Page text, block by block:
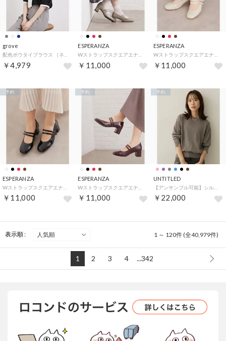
grove
￥4,979
ESPERANZA
￥11,000
ESPERANZA
￥11,000
ESPERANZA
￥11,000
予約
ESPERANZA
￥11,000
予約
UNTITLED
【アンサンブル可能】シルクウールカシミヤプルオーバー （モカブラウン(042)）
￥22,000
予約
表示順 : 1 ～ 120件 (全40,979件)
1 2 3 4 ...342